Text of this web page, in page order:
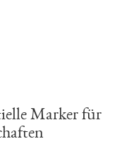
Marker für